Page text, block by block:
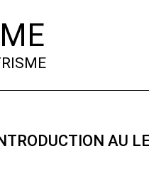
AU